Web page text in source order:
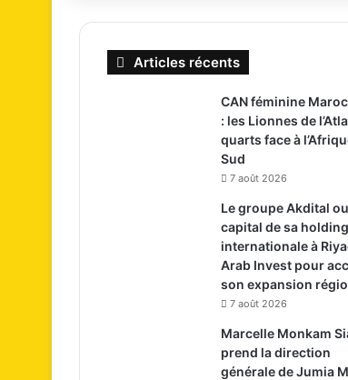
Articles récents
CAN féminine
: les Lionnes de
quarts face à
Sud
7 août 2026
Le groupe Akdital
capital de sa holding
internationale à
Arab Invest pour
son expansion
7 août 2026
Marcelle Monkam
prend la direction
générale de Jumia